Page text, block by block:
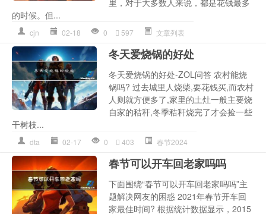
的时候。但...
cjn 02-18 0 597 文章列表
冬天爱烧锅的好处
冬天爱烧锅的好处-ZOL问答 农村能烧
锅吗? 过去城里人烧柴,要花钱买,而农村
人则就方便多了,家里的土灶一般主要烧
自家的秸秆,冬季秸秆烧完了才会捡一些
干树枝...
dta 02-17 0 403 春节2024
春节可以开车回老家吗吗
下面围绕“春节可以开车回老家吗吗”主
题解决网友的困惑 2021年春节开车回
家最佳时间? 根据统计数据显示，2015